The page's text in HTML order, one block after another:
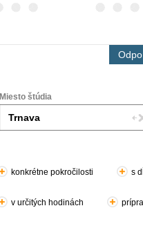
Miesto štúdia
konkrétne pokročilosti s
v určitých hodinách